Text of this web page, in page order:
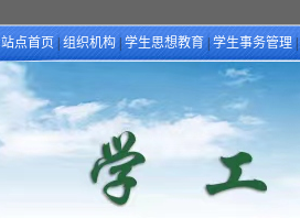
站点首页
组织机构 学生思想教育 学生事务管理